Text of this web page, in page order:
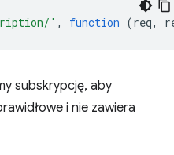
' , function (req,
subskrypcję, aby
i nie zawiera